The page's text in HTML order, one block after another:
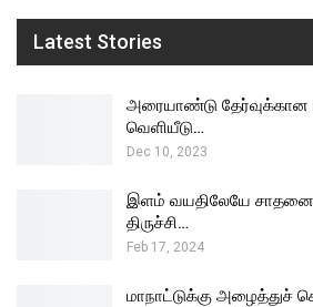
Latest Stories
அரையாண்டு
வெளியீடு…
Dec 10, 2023
இளம் வயதிலேயே சாதனை
திருச்சி…
Feb 17, 2024
மாநாட்டுக்கு அழைத்துச்